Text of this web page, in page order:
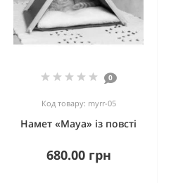
0
Код товару: myrr-05
Намет «Maya» із повсті
680.00 грн